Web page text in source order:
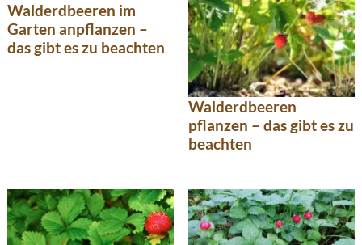
Walderdbeeren im
Garten anpflanzen –
das gibt es zu beachten
Walderdbeeren
pflanzen – das gibt es zu
beachten